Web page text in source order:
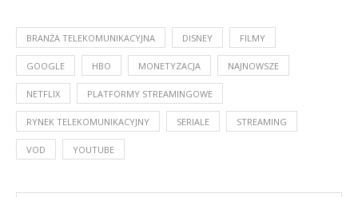
BRANŻA TELEKOMUNIKACYJNA DISNEY FILMY
GOOGLE HBO MONETYZACJA NAJNOWSZE
NETFLIX PLATFORMY STREAMINGOWE
RYNEK TELEKOMUNIKACYJNY SERIALE STREAMING
VOD YOUTUBE